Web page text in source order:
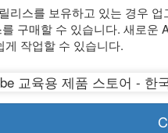
리스를 보유하고 있는 경우
구매할 수 있습니다. 새로운
게 작업할 수 있습니다.